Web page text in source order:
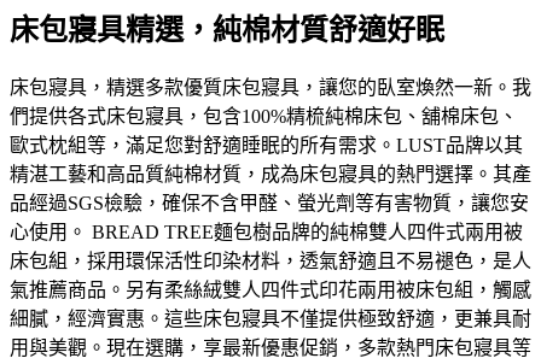
床包寢具精選，純棉材質舒適好眠
床包寢具，精選多款優質床包寢具，讓您的臥室煥然一新。我
們提供各式床包寢具，包含100%精梳純棉床包、舖棉床包、
歐式枕組等，滿足您對舒適睡眠的所有需求。LUST品牌以其
精湛工藝和高品質純棉材質，成為床包寢具的熱門選擇。其產
品經過SGS檢驗，確保不含甲醛、螢光劑等有害物質，讓您安
心使用。 BREAD TREE麵包樹品牌的純棉雙人四件式兩用被
床包組，採用環保活性印染材料，透氣舒適且不易褪色，是人
氣推薦商品。另有柔絲絨雙人四件式印花兩用被床包組，觸感
細膩，經濟實惠。這些床包寢具不僅提供極致舒適，更兼具耐
用與美觀。現在選購，享最新優惠促銷，多款熱門床包寢具等